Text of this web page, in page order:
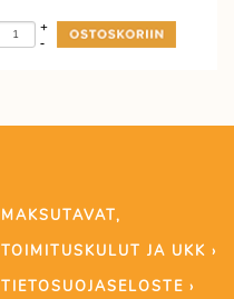
-
+
MAKSUTAVAT,
TOIMITUSKULUT JA UKK ›
TIETOSUOJASELOSTE ›